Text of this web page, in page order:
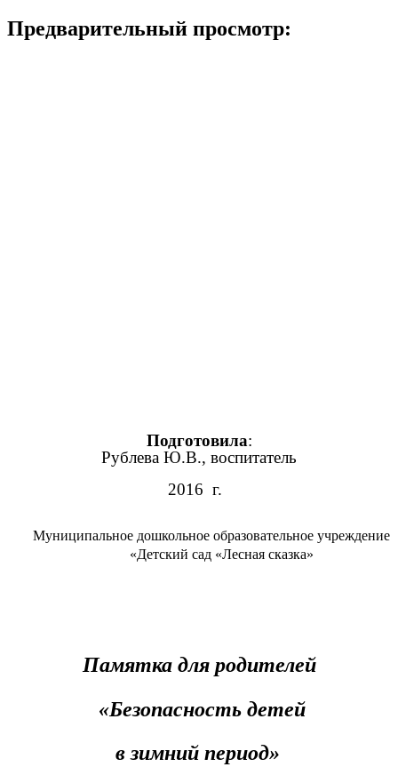
Предварительный просмотр:
Подготовила:
Рублева Ю.В., воспитатель
2016 г.
Муниципальное дошкольное образовательное учреждение
«Детский сад «Лесная сказка»
Памятка для родителей
«Безопасность детей
в зимний период»